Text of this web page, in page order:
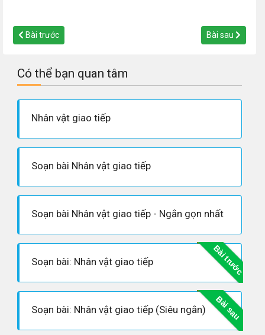
Bài trước Bài sau
Có thể bạn quan tâm
Nhân vật giao tiếp
Soạn bài Nhân vật giao tiếp
Soạn bài Nhân vật giao tiếp - Ngắn gọn nhất
Bài trước
Soạn bài: Nhân vật giao tiếp
Bài sau
Soạn bài: Nhân vật giao tiếp (Siêu ngắn)